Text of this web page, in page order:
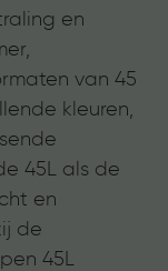
en
van 45
kleuren,
45L als de
en
de
45L